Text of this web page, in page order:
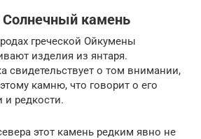
камень
греческой Ойкумены
изделия из янтаря.
свидетельствует о том внимании,
камню, что говорит о его
и редкости.
этот камень редким явно не